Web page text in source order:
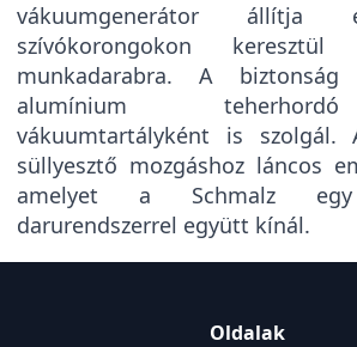
vákuumgenerátor
szívókorongokon
munkadarabra. A
alumínium
vákuumtartályként is szolgál.
süllyesztő mozgáshoz láncos
amelyet a Schmalz egy
darurendszerrel együtt kínál.
Oldalak